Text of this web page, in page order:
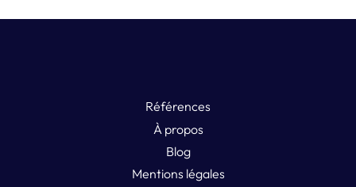
Références
À propos
Blog
Mentions légales